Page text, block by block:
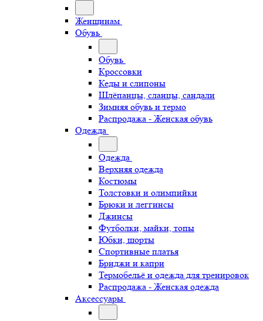
Женщинам
Обувь
Обувь
Кроссовки
Кеды и слипоны
Шлёпанцы, сланцы, сандали
Зимняя обувь и термо
Распродажа - Женская обувь
Одежда
Одежда
Верхняя одежда
Костюмы
Толстовки и олимпийки
Брюки и леггинсы
Джинсы
Футболки, майки, топы
Юбки, шорты
Спортивные платья
Бриджи и капри
Термобельё и одежда для тренировок
Распродажа - Женская одежда
Аксессуары